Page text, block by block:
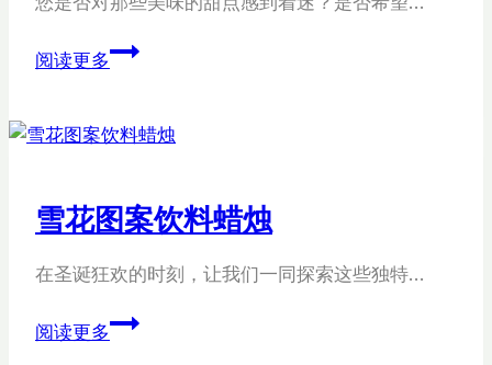
计
阅读更多甜
料
装
雪花图案饮料蜡烛
在圣诞狂欢的时刻，让我们一同探索这些独特…
阅读更多雪